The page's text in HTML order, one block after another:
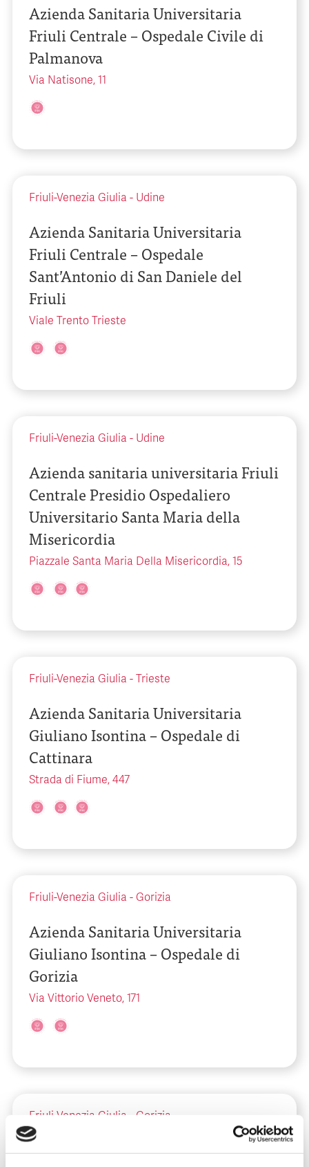
Azienda Sanitaria Universitaria
Friuli Centrale – Ospedale Civile di
Palmanova
Via Natisone, 11
Friuli-Venezia Giulia - Udine
Azienda Sanitaria Universitaria
Friuli Centrale – Ospedale
Sant’Antonio di San Daniele del
Friuli
Viale Trento Trieste
Friuli-Venezia Giulia - Udine
Azienda sanitaria universitaria Friuli
Centrale Presidio Ospedaliero
Universitario Santa Maria della
Misericordia
Piazzale Santa Maria Della Misericordia, 15
Friuli-Venezia Giulia - Trieste
Azienda Sanitaria Universitaria
Giuliano Isontina – Ospedale di
Cattinara
Strada di Fiume, 447
Friuli-Venezia Giulia - Gorizia
Azienda Sanitaria Universitaria
Giuliano Isontina – Ospedale di
Gorizia
Via Vittorio Veneto, 171
Friuli-Venezia Giulia Gorizia
Azienda Sanitaria Universitaria